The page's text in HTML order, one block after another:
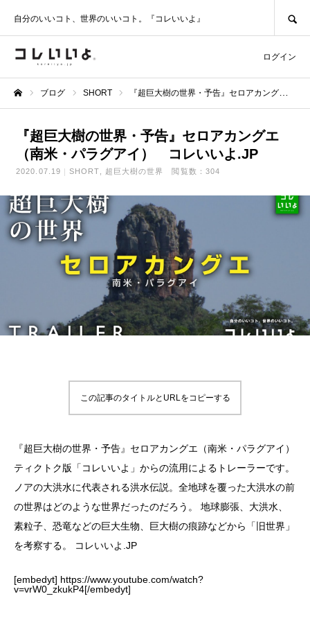
自分のいいコト、世界のいいコト。『コレいいよ』
ログイン
ブログ SHORT 『超巨大樹の世界・予告』セロアカングエ（南米・パラグアイ） コレいいよ.JP
『超巨大樹の世界・予告』セロアカングエ
（南米・パラグアイ） コレいいよ.JP
2020.07.19 SHORT 超巨大樹の世界 閲覧数：304
この記事のタイトルとURLをコピーする
『超巨大樹の世界・予告』セロアカングエ（南米・パラグアイ）
ティクトク版「コレいいよ」からの流用によるトレーラーです。
ノアの大洪水に代表される洪水伝説。全地球を覆った大洪水の前
の世界はどのような世界だったのだろう。 地球膨張、大洪水、
素粒子、恐竜などの巨大生物、巨大樹の痕跡などから「旧世界」
を考察する。 コレいいよ.JP
[embedyt] https://www.youtube.com/watch?
v=vrW0_zkukP4[/embedyt]